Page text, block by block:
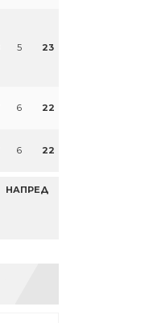
5 23
6 22
6 22
НАПРЕД